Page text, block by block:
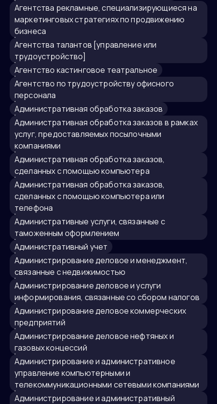
агентства рекламные, специализирующиеся на
маркетинговых стратегиях по продвижению
бизнеса
агентства талантов [управление или
трудоустройство]
агентство кастинговое театральное
агентство по трудоустройству офисного
персонала
административная обработка заказов
Административная обработка заказов в рамках
услуг, предоставляемых посылочными
компаниями
Административная обработка заказов,
сделанных с помощью компьютера
Административная обработка заказов,
сделанных с помощью компьютера или
телефона
Административные услуги, связанные с
таможенным оформлением
Административный учет
администрирование деловое и менеджмент,
связанные с недвижимостью
администрирование деловое и услуги
информирования, связанные со сбором налогов
администрирование деловое коммерческих
предприятий
администрирование деловое нефтяных и
газовых концессий
администрирование и административное
управление компьютерными и
телекоммуникационными сетевыми компаниями
администрирование и административный